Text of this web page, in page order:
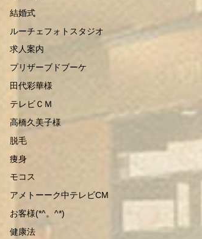
結婚式
ルーチェフォトスタジオ
求人案内
プリザーブドブーケ
田代彩華様
テレビＣＭ
高橋久美子様
脱毛
痩身
モコス
アメトーーク中テレビCM
お客様(*^。^*)
健康法